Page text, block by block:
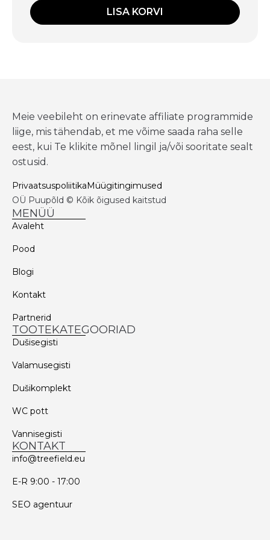
LISA KORVI
Meie veebileht on erinevate affiliate programmide
liige, mis tähendab, et me võime saada raha selle
eest, kui Te klikite mõnel lingil ja/või sooritate sealt
ostusid.
PrivaatsuspoliitikaMüügitingimused
OÜ Puupõld © Kõik õigused kaitstud
MENÜÜ
Avaleht
Pood
Blogi
Kontakt
Partnerid
TOOTEKATEGOORIAD
Dušisegisti
Valamusegisti
Dušikomplekt
WC pott
Vannisegisti
KONTAKT
info@treefield.eu
E-R 9:00 - 17:00
SEO agentuur